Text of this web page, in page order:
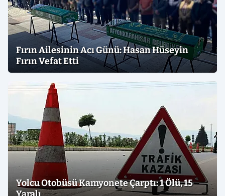
Fırın Ailesinin Acı Günü: Hasan Hüseyin
Fırın Vefat Etti
Yolcu Otobüsü Kamyonete Çarptı: 1 Ölü, 15